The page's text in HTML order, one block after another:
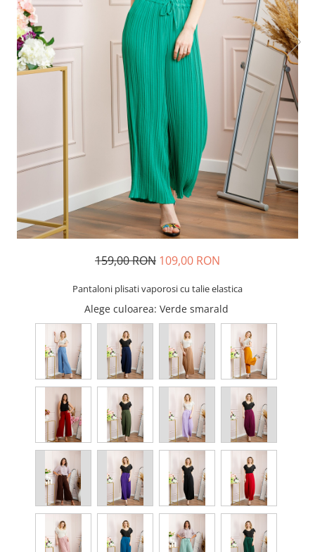
159,00 RON 109,00 RON
Pantaloni plisati vaporosi cu talie elastica
Alege culoarea: Verde smarald